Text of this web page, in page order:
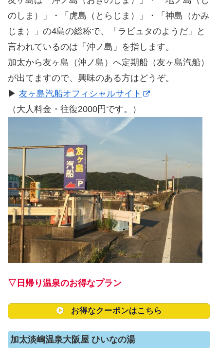
のしま）」・「虎島（とらじま）」・「神島（かみ
じま）」の4島の総称で、「ラピュタのようだ」と
言われているのは「沖ノ島」を指します。
加太から友ヶ島（沖ノ島）へ定期船（友ヶ島汽船）
が出てますので、興味のある方はどうぞ。
▶ 友ヶ島汽船オフィシャルサイト
（大人料金・往復2000円です。）
▽日帰り温泉のお得なプラン
お得なクーポンはこちら
加太淡嶋温泉大阪屋 ひいなの湯